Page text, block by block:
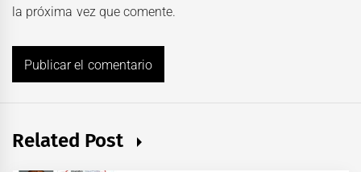
la próxima vez que comente.
Related Post